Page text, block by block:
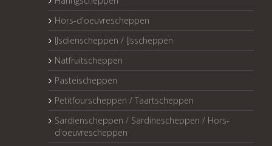
Hors-d'oeuvrescheppen
IJsdienscheppen / IJsscheppen
Natfruitscheppen
Pasteischeppen
Petitfourscheppen / Taartscheppen
Sardienscheppen / Sardinescheppen / Hors-
d'oeuvrescheppen